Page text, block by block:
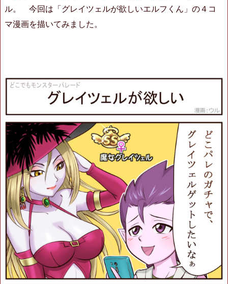
ル。 今回は「グレイツェルが欲しいエルフくん」の４コ
マ漫画を描いてみました。